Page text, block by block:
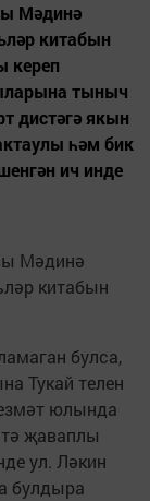
Мәдинә
китабын
кереп
тыныч
дистәгә якын
һәм бик
ич инде
Мәдинә
китабын
булса,
Тукай телен
юлында
җаваплы
ул. Ләкин
булдыра